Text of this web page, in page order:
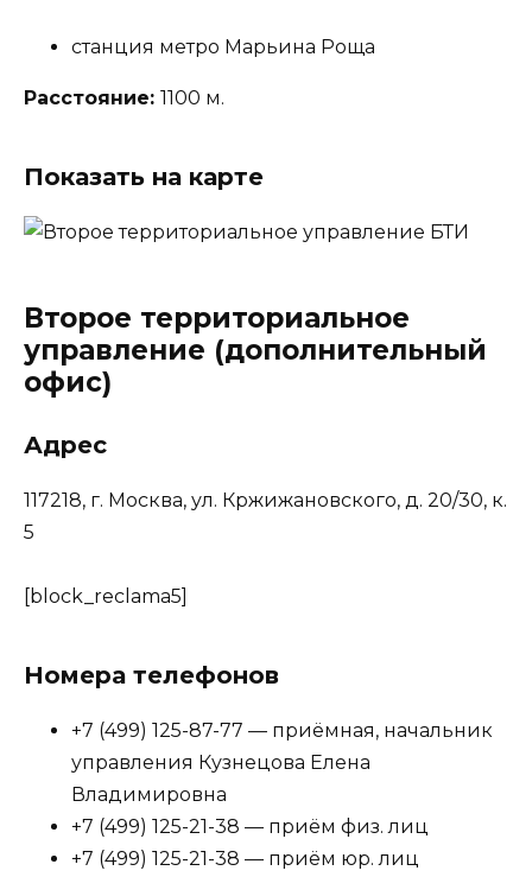
станция метро Марьина Роща
Расстояние: 1100 м.
Показать на карте
Второе территориальное
управление (дополнительный
офис)
Адрес
117218, г. Москва, ул. Кржижановского, д. 20/30, к.
5
[block_reclama5]
Номера телефонов
+7 (499) 125-87-77 — приёмная, начальник
управления Кузнецова Елена
Владимировна
+7 (499) 125-21-38 — приём физ. лиц
+7 (499) 125-21-38 — приём юр. лиц